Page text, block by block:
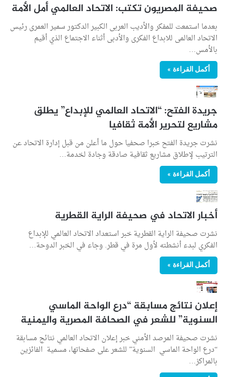
صحيفة المصريون تكتب: الاتحاد العالمي أمل الأمة
بعدما استمعت للمفكر والأديب العربى الكبير الدكتور سمير العمرى رئيس
الاتحاد العالمى للابداع الفكرى والأدبى أثناء الاجتماع الذي أقيم
بالأمس…
أكمل القراءة »
جريدة الفتح: “الاتحاد العالمي للإبداع” يطلق
مشاريع لتحرير الأمة ثقافيا
نشرت جريدة الفتح خبرا صحفيا حول ما أعلن من قبل إدارة الاتحاد عن
الترتيب لإطلاق مشاريع ثقافية صادقة وجادة لخدمة…
أكمل القراءة »
أخبار الاتحاد في صحيفة الراية القطرية
نشرت صحيفة الراية القطرية خبر استعداد الاتحاد العالمي للإبداع
الفكري لبدء أنشطته لأول مرة في قطر. وجاء في الخبر الدوحة…
أكمل القراءة »
إعلان نتائج مسابقة “درع الواحة الماسي
السنوية” للشعر في الصحافة المصرية واليمنية
نشرت صحيفة المرصد الأمني خبر إعلان الاتحاد العالمي نتائج مسابقة
“درع الواحة الماسي السنوية” للشعر على صفحاتها، مسمية الفائزين
بالمراكز…